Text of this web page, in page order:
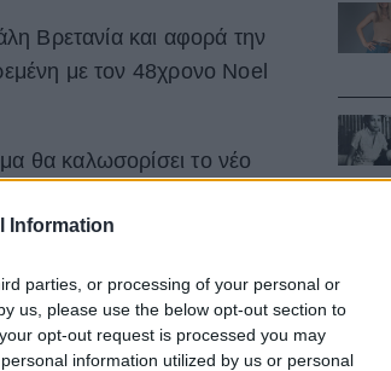
Information
parties, or processing of your personal or
us, please use the below opt-out section to
opt-out request is processed you may
information utilized by us or personal
Βρετανία και αφορά την
με τον 48χρονο Noel
θα καλωσορίσει το νέο